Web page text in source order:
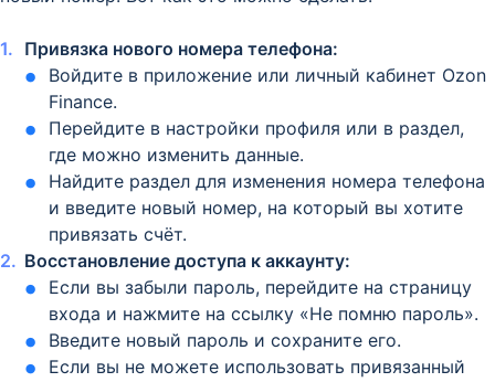
Привязка нового номера телефона:
Войдите в приложение или личный кабинет Ozon
Finance.
Перейдите в настройки профиля или в раздел,
где можно изменить данные.
Найдите раздел для изменения номера телефона
и введите новый номер, на который вы хотите
привязать счёт.
Восстановление доступа к аккаунту:
Если вы забыли пароль, перейдите на страницу
входа и нажмите на ссылку «Не помню пароль».
Введите новый пароль и сохраните его.
Если вы не можете использовать привязанный